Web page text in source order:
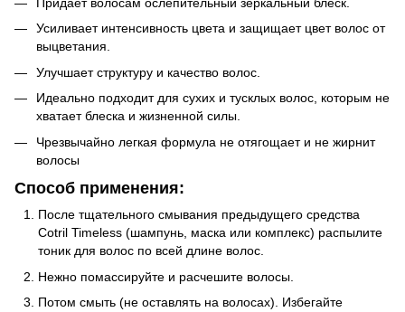
Усиливает интенсивность цвета и защищает цвет волос от
выцветания.
Улучшает структуру и качество волос.
Идеально подходит для сухих и тусклых волос, которым не
хватает блеска и жизненной силы.
Чрезвычайно легкая формула не отягощает и не жирнит
волосы
Способ применения:
После тщательного смывания предыдущего средства
Cotril Timeless (шампунь, маска или комплекс) распылите
тоник для волос по всей длине волос.
Нежно помассируйте и расчешите волосы.
Потом смыть (не оставлять на волосах). Избегайте